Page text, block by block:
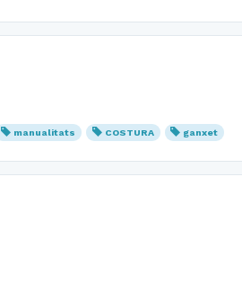
manualitats COSTURA ganxet